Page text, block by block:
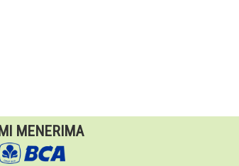
MENERIMA